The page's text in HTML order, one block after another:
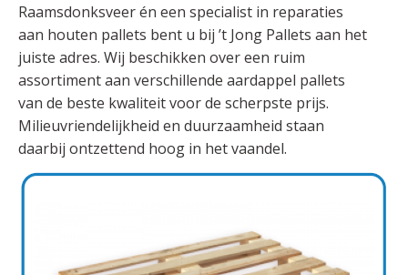
Raamsdonksveer én een specialist in reparaties
aan houten pallets bent u bij ’t Jong Pallets aan het
juiste adres. Wij beschikken over een ruim
assortiment aan verschillende aardappel pallets
van de beste kwaliteit voor de scherpste prijs.
Milieuvriendelijkheid en duurzaamheid staan
daarbij ontzettend hoog in het vaandel.